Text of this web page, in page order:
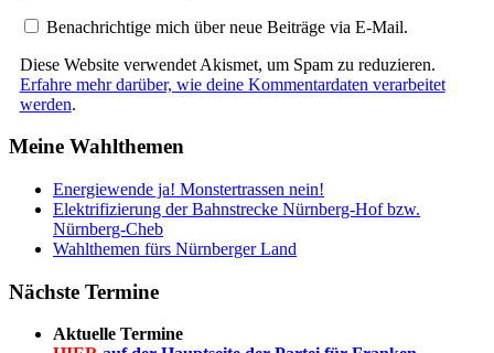
Benachrichtige mich über neue Beiträge via E-Mail.
Diese Website verwendet Akismet, um Spam zu reduzieren.
Erfahre mehr darüber, wie deine Kommentardaten verarbeitet
werden.
Meine Wahlthemen
Energiewende ja! Monstertrassen nein!
Elektrifizierung der Bahnstrecke Nürnberg-Hof bzw.
Nürnberg-Cheb
Wahlthemen fürs Nürnberger Land
Nächste Termine
Aktuelle Termine